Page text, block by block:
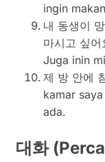
ingin
내 동생이
마시고 싶
Juga inin
제 방 안에
kamar
ada.
대화